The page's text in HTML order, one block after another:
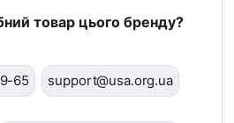
товар цього бренду?
65 support@usa.org.ua